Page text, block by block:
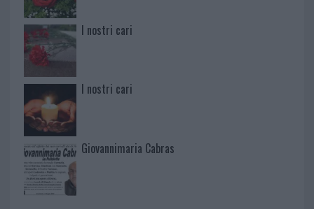
I nostri cari
I nostri cari
Giovannimaria Cabras